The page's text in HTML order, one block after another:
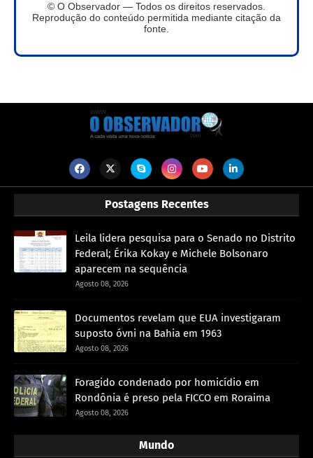
© O Observador — Todos os direitos reservados.
Reprodução do conteúdo permitida mediante citação da
fonte.
Postagens Recentes
Leila lidera pesquisa para o Senado no Distrito
Federal; Érika Kokay e Michele Bolsonaro
aparecem na sequência
Agosto 08, 2026
Documentos revelam que EUA investigaram
suposto óvni na Bahia em 1963
Agosto 08, 2026
Foragido condenado por homicídio em
Rondônia é preso pela FICCO em Roraima
Agosto 08, 2026
Mundo